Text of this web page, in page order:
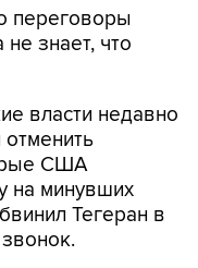
переговоры
знает, что
власти недавно
отменить
США
на минувших
Тегеран в